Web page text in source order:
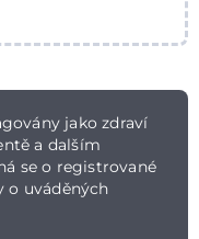
jako zdraví
a dalším
se o registrované
o uváděných